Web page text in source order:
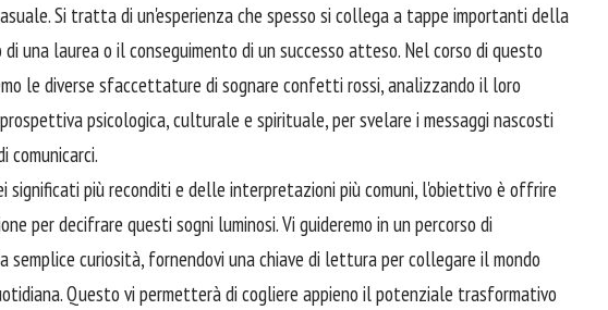
Si tratta di un'esperienza che spesso si collega a tappe importanti della
una laurea o il conseguimento di un successo atteso. Nel corso di questo
le diverse sfaccettature di sognare confetti rossi, analizzando il loro
psicologica, culturale e spirituale, per svelare i messaggi nascosti
comunicarci.
significati più reconditi e delle interpretazioni più comuni, l'obiettivo è offrire
per decifrare questi sogni luminosi. Vi guideremo in un percorso di
semplice curiosità, fornendovi una chiave di lettura per collegare il mondo
Questo vi permetterà di cogliere appieno il potenziale trasformativo